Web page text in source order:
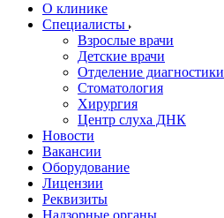
О клинике
Специалисты
Взрослые врачи
Детские врачи
Отделение диагностики
Стоматология
Хирургия
Центр слуха ДНК
Новости
Вакансии
Оборудование
Лицензии
Реквизиты
Надзорные органы